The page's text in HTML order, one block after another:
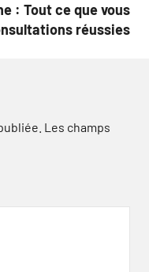
: Tout ce que vous
réussies
Les champs